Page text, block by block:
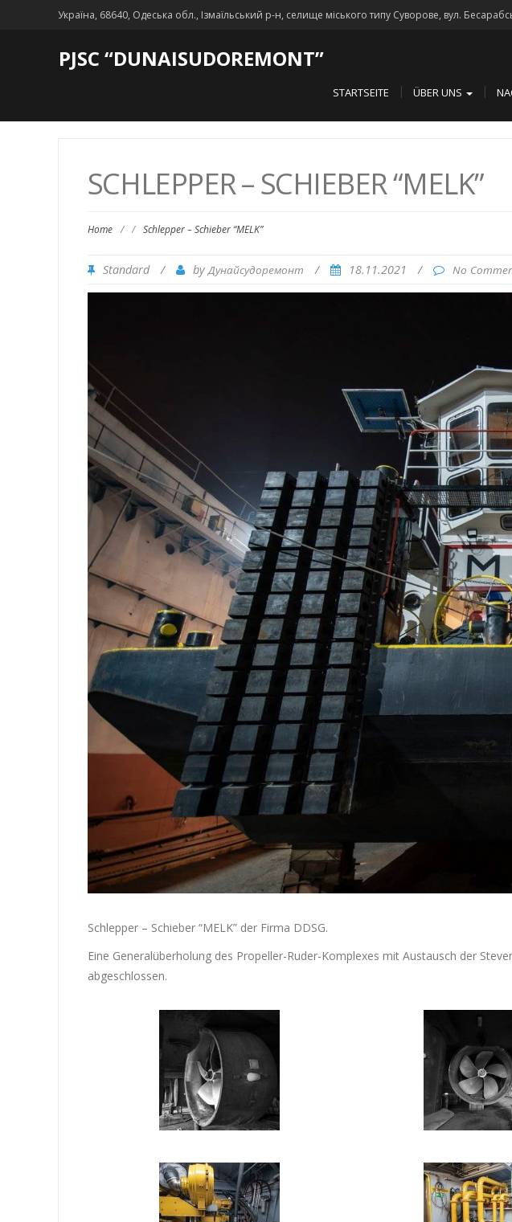
Україна, 68640, Одеська обл., Ізмаїльський р-н, селище міського типу Суворове, вул.
PJSC “DUNAISUDOREMONT”
STARTSEITE ÜBER UNS
SCHLEPPER – SCHIEBER “MELK”
Home / / Schlepper – Schieber “MELK”
Standard / byДунайсудоремонт / 18.11.2021 / No
Schlepper – Schieber “MELK” der Firma DDSG.
Eine Generalüberholung des Propeller-Ruder-Komplexes mit Austausch der
abgeschlossen.